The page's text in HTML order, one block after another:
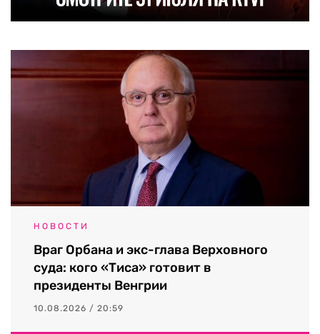
НОВОСТИ
Враг Орбана и экс-глава Верховного
суда: кого «Тиса» готовит в
президенты Венгрии
10.08.2026 / 20:59